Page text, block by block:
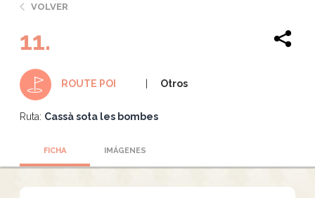
VOLVER
11.
ROUTE POI Otros
Ruta: Cassà sota les bombes
FICHA IMÁGENES